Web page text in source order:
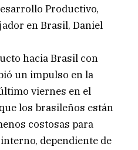
Productivo,
en Brasil, Daniel
hacia Brasil con
un impulso en la
viernes en el
los brasileños están
costosas para
dependiente de